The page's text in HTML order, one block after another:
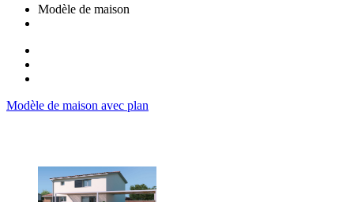
Modèle de maison
Modèle de maison avec plan